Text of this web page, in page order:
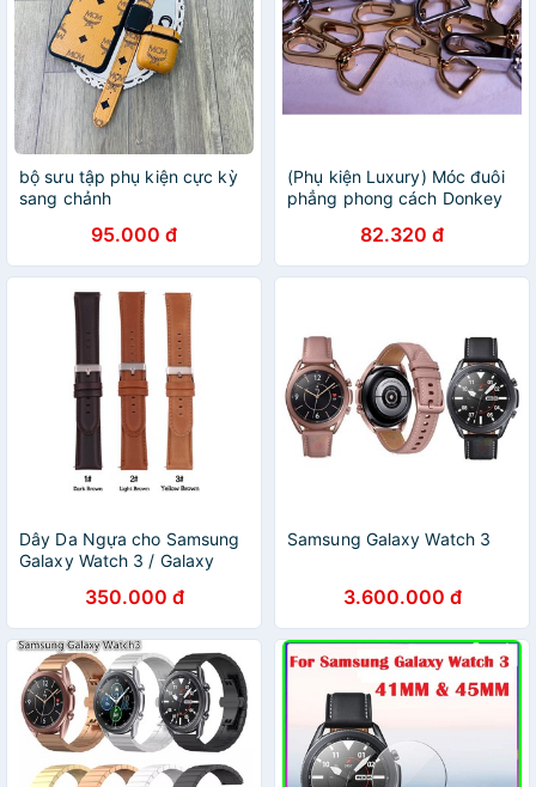
bộ sưu tập phụ kiện cực kỳ
sang chảnh
95.000 đ
(Phụ kiện Luxury) Móc đuôi
phẳng phong cách Donkey
82.320 đ
Dây Da Ngựa cho Samsung
Galaxy Watch 3 / Galaxy
Pro / Huawei Watch GT2.
350.000 đ
Samsung Galaxy Watch 3
3.600.000 đ